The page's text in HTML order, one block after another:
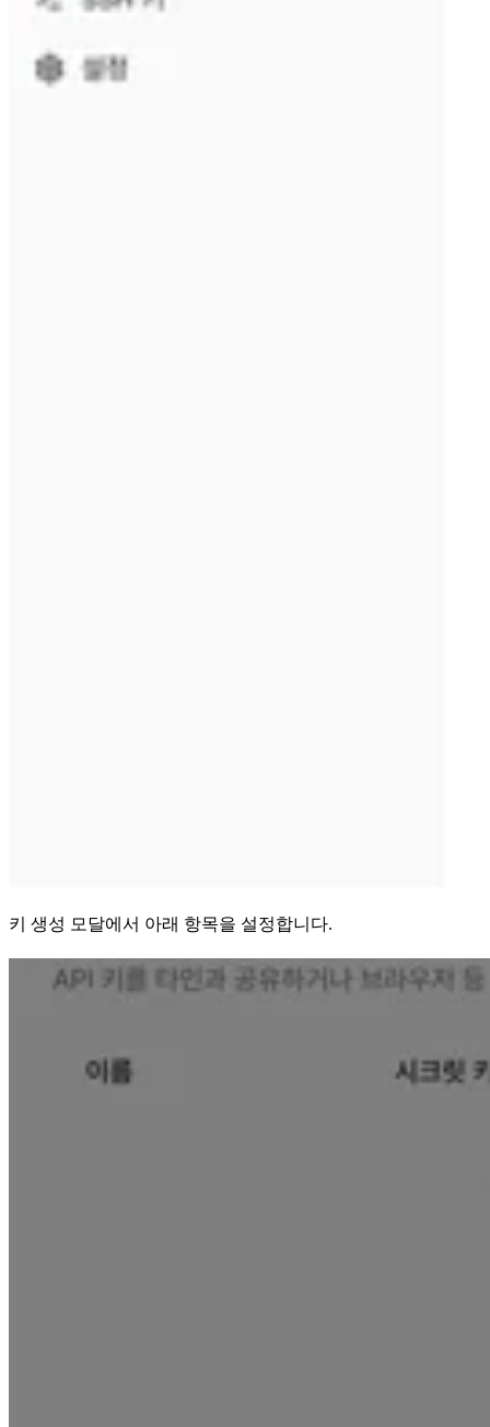
키 생성 모달에서 아래 항목을 설정합니다.